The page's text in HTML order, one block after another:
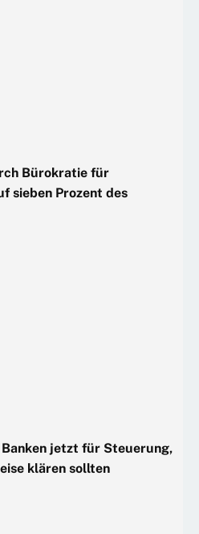
Bürokratie für
sieben Prozent des
jetzt für Steuerung,
klären sollten